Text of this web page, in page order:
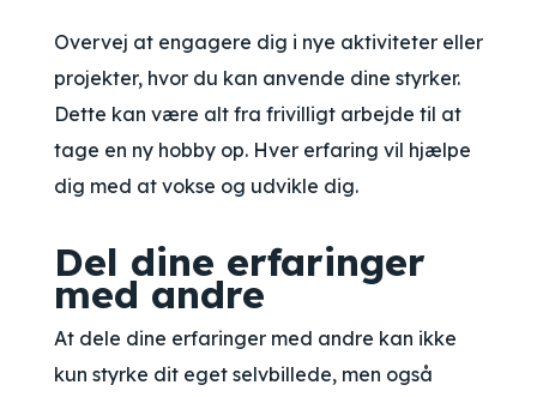
Overvej at engagere dig i nye aktiviteter eller
projekter, hvor du kan anvende dine styrker.
Dette kan være alt fra frivilligt arbejde til at
tage en ny hobby op. Hver erfaring vil hjælpe
dig med at vokse og udvikle dig.
Del dine erfaringer
med andre
At dele dine erfaringer med andre kan ikke
kun styrke dit eget selvbillede, men også